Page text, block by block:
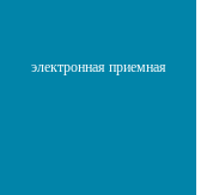
электронная приемная